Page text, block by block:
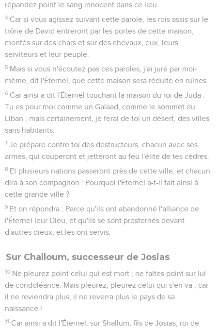
répandez point le sang innocent dans ce lieu.
4 Car si vous agissez suivant cette parole, les rois assis sur le
trône de David entreront par les portes de cette maison,
montés sur des chars et sur des chevaux, eux, leurs
serviteurs et leur peuple.
5 Mais si vous n'écoutez pas ces paroles, j'ai juré par moi-
même, dit l'Éternel, que cette maison sera réduite en ruines.
6 Car ainsi a dit l'Éternel touchant la maison du roi de Juda :
Tu es pour moi comme un Galaad, comme le sommet du
Liban ; mais certainement, je ferai de toi un désert, des villes
sans habitants.
7 Je prépare contre toi des destructeurs, chacun avec ses
armes, qui couperont et jetteront au feu l'élite de tes cèdres.
8 Et plusieurs nations passeront près de cette ville, et chacun
dira à son compagnon : Pourquoi l'Éternel a-t-il fait ainsi à
cette grande ville ?
9 Et on répondra : Parce qu'ils ont abandonné l'alliance de
l'Éternel leur Dieu, et qu'ils se sont prosternés devant
d'autres dieux, et les ont servis.
Sur Challoum, successeur de Josias
10 Ne pleurez point celui qui est mort ; ne faites point sur lui
de condoléance. Mais pleurez, pleurez celui qui s'en va ; car
il ne reviendra plus, il ne reverra plus le pays de sa
naissance !
11 Car ainsi a dit l'Éternel, sur Shallum, fils de Josias, roi de